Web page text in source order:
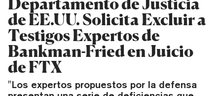
de EE.UU. Solicita Excluir a
Testigos Expertos de
Bankman-Fried en Juicio
de FTX
"Los expertos propuestos por la defensa